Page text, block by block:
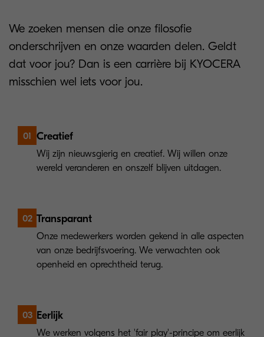
We zoeken mensen die onze filosofie
onderschrijven en onze waarden delen. Geldt
dat voor jou? Dan is een carrière bij KYOCERA
misschien wel iets voor jou.
01 Creatief
Wij zijn nieuwsgierig en creatief. Wij willen onze
wereld veranderen en onszelf blijven uitdagen.
02 Transparant
Onze medewerkers worden gekend in alle aspecten
van onze bedrijfsvoering. We verwachten ook
openheid en oprechtheid terug.
03 Eerlijk
We werken volgens het 'fair play'-principe om eerlijk